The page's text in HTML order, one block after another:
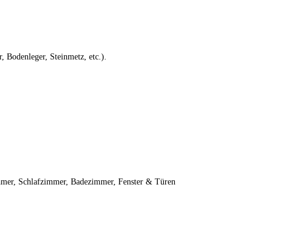
Bodenleger, Steinmetz, etc.).
Schlafzimmer, Badezimmer, Fenster & Türen